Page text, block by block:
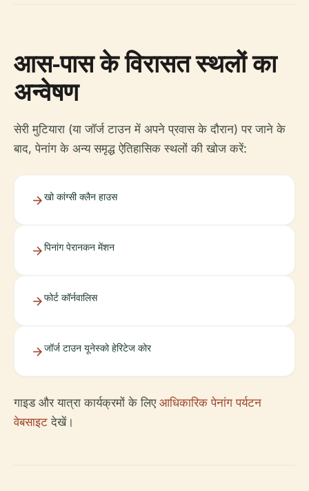
आस-पास के विरासत स्थलों का
अन्वेषण
सेरी मुटियारा (या जॉर्ज टाउन में अपने प्रवास के दौरान) पर जाने के
बाद, पेनांग के अन्य समृद्ध ऐतिहासिक स्थलों की खोज करें:
खो कांग्सी क्लैन हाउस
पिनांग पेरानकन मेंशन
फोर्ट कॉर्नवालिस
जॉर्ज टाउन यूनेस्को हेरिटेज कोर
गाइड और यात्रा कार्यक्रमों के लिए आधिकारिक पेनांग पर्यटन
वेबसाइट देखें।